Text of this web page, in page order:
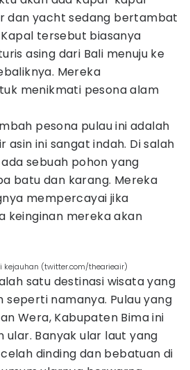
dan yacht sedang bertambat
tersebut biasanya
asing dari Bali menuju ke
Mereka
menikmati pesona alam
pesona pulau ini adalah
asin ini sangat indah. Di salah
sebuah pohon yang
batu dan karang. Mereka
mempercayai jika
keinginan mereka akan
kejauhan (twitter.com/thearieair)
satu destinasi wisata yang
namanya. Pulau yang
Wera, Kabupaten Bima ini
ular. Banyak ular laut yang
dinding dan bebatuan di